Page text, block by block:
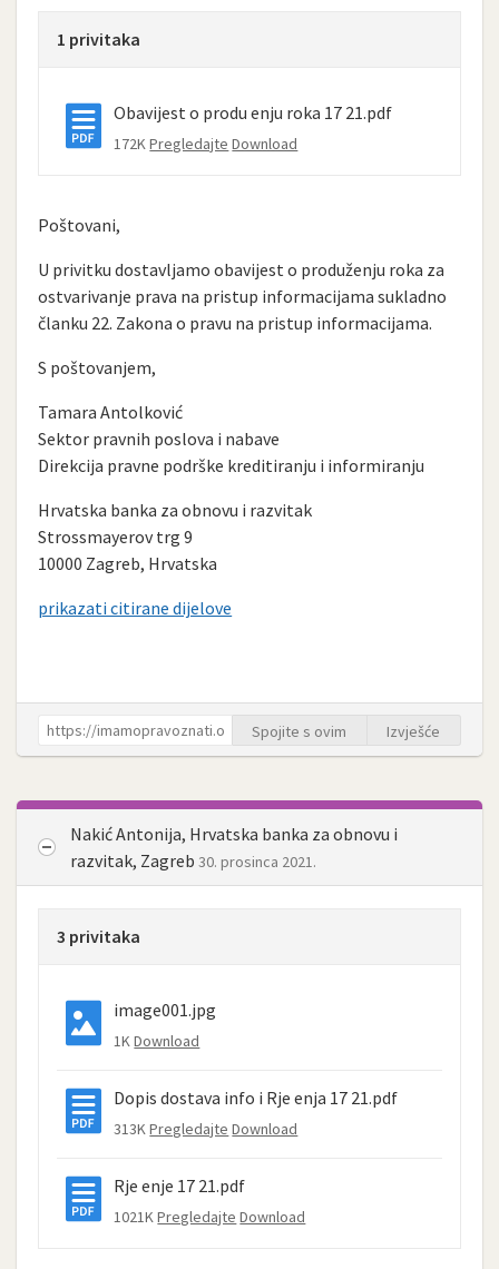
1 privitaka
Obavijest o produ enju roka 17 21.pdf
172KPregledajte Download
Poštovani,
U privitku dostavljamo obavijest o produženju roka za
ostvarivanje prava na pristup informacijama sukladno
članku 22. Zakona o pravu na pristup informacijama.
S poštovanjem,
Tamara Antolković
Sektor pravnih poslova i nabave
Direkcija pravne podrške kreditiranju i informiranju
Hrvatska banka za obnovu i razvitak
Strossmayerov trg 9
10000 Zagreb, Hrvatska
prikazati citirane dijelove
Spojite s ovim Izvješće
Nakić Antonija, Hrvatska banka za obnovu i
razvitak, Zagreb 30. prosinca 2021.
3 privitaka
image001.jpg
1KDownload
Dopis dostava info i Rje enja 17 21.pdf
313KPregledajte Download
Rje enje 17 21.pdf
1021KPregledajte Download